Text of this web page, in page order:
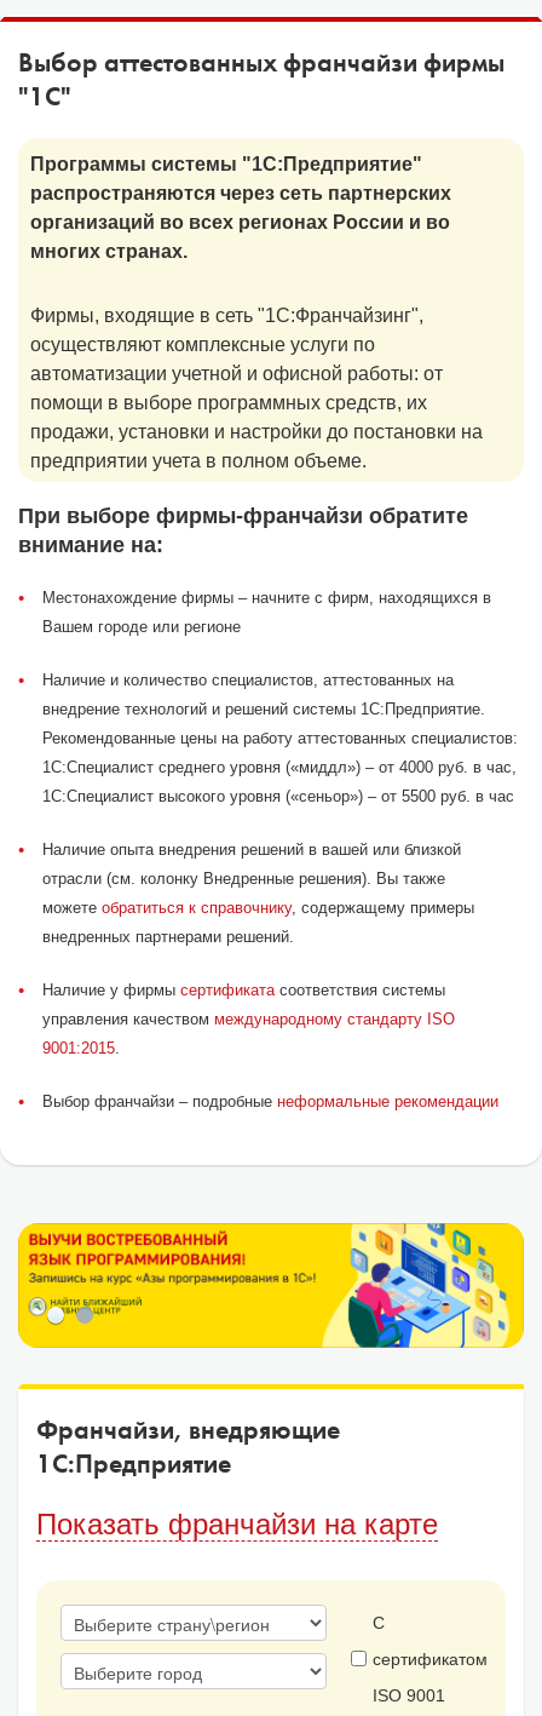
Образовательные программы
Выбор аттестованных франчайзи фирмы
"1С"
Программы системы "1С:Предприятие"
распространяются через сеть партнерских
организаций во всех регионах России и во
многих странах.
Фирмы, входящие в сеть "1С:Франчайзинг",
осуществляют комплексные услуги по
автоматизации учетной и офисной работы: от
помощи в выборе программных средств, их
продажи, установки и настройки до постановки на
предприятии учета в полном объеме.
При выборе фирмы-франчайзи обратите
внимание на:
Местонахождение фирмы – начните с фирм, находящихся в
Вашем городе или регионе
Наличие и количество специалистов, аттестованных на
внедрение технологий и решений системы 1С:Предприятие.
Рекомендованные цены на работу аттестованных специалистов:
1С:Специалист среднего уровня («миддл») – от 4000 руб. в час,
1С:Специалист высокого уровня («сеньор») – от 5500 руб. в час
Наличие опыта внедрения решений в вашей или близкой
отрасли (см. колонку Внедренные решения). Вы также
можете обратиться к справочнику, содержащему примеры
внедренных партнерами решений.
Наличие у фирмы сертификата соответствия системы
управления качеством международному стандарту ISO
9001:2015
Выбор франчайзи – подробные неформальные рекомендации
Франчайзи, внедряющие
1С:Предприятие
Показать франчайзи на карте
С
сертификатом
ISO 9001